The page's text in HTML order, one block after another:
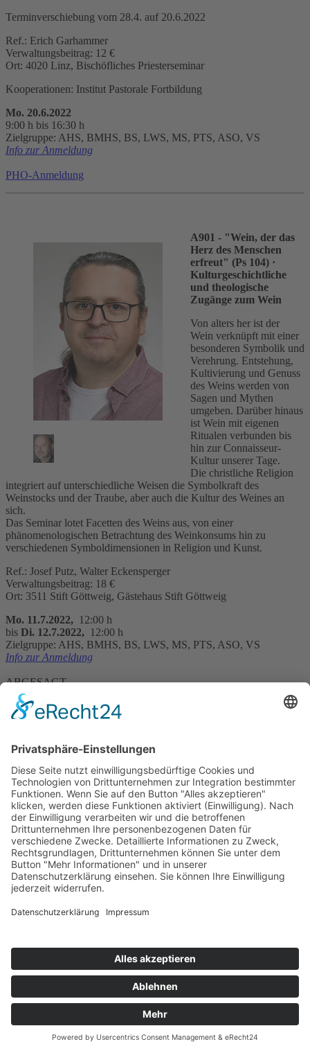
Terminverschiebung vom 28.4. auf 20.6.2022
Ref.: Erich Garhammer
Verwaltungsbeitrag: 12 €
Ort: 4020 Linz, Bischöfliches Priesterseminar
Kooperationen: Institut Pastorale Fortbildung
Mo. 20.6.2022
9:00 h bis 16:30 h
Zielgruppe: AHS, BMHS, BS, LWS, MS, PTS, ASO, VS
Info zur Anmeldung
PHO-Anmeldung
A901 - "Wein, der das
Herz des Menschen
erfreut" (Ps 104) ·
Kulturgeschichtliche
und theologische
Zugänge zum Wein
Von alters her ist der
Wein verknüpft mit einer
besonderen Symbolik und
Verehrung. Entstehung,
Kultivierung und Genuss
des Weins werden von
Sagen und Mythen
umgeben. Darüber hinaus
ist Wein mit eigenen
Ritualen verbunden bis
hin zur Connaisseur-
Kultur unserer Tage.
Die christliche Religion
integriert auf unterschiedliche Weisen die Symbolkraft des
Weinstocks und der Traube, aber auch die Kultur des Weines an
sich.
Das Seminar lotet Facetten des Weins aus, von einer
phänomenologischen Betrachtung des Weinkonsums hin zu
verschiedenen Symboldimensionen in Religion und Kunst.
Ref.: Josef Putz, Walter Eckensperger
Verwaltungsbeitrag: 18 €
Ort: 3511 Stift Göttweig, Gästehaus Stift Göttweig
Mo. 11.7.2022, 12:00 h
bis Di. 12.7.2022, 12:00 h
Zielgruppe: AHS, BMHS, BS, LWS, MS, PTS, ASO, VS
Info zur Anmeldung
ABGESAGT
A906 - Theologie auf der Alm 2022: Wie
handelt Gott?· Gottes Gegenwart erfahren,
bedenken und bezeugen
Literaturhinweis:
Roman A. Siebenrock, Christoph J. Amor (Hg.): Handeln Gottes.
Beiträge zur aktuellen Debatte (Quaestiones disputatae 262), Herder,
2014
Im schönen Ambiente des Hotels „Eidenberger Alm“ wollen wir mit
einem der bekanntesten österreichischen Dogmatiker auf lustvolle
Weise theologisieren.
Der biblisch begründete Glaube steht und fällt mit der Überzeugung,
anerkannt wird, sondern dass seine/ihre Gegenwart inmitten unseres
Ausgehend von einer Rekonstruktion der biblischen und
theologiegeschichtlichen Hauptmodelle wollen wir neuere
theologische Konzepte sichten (z.B. Prozesstheologie; W.
Pannenberg; K. Rahner; H. Peukert u.a.) und unseren Blick öffnen
auf die anderen abrahamitischen Traditionen.
Ref.: Roman Siebenrock, Eva Freilinger
Verwaltungsbeitrag: 18 €